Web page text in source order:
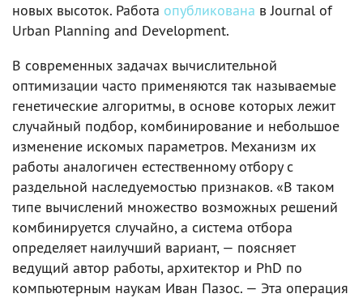
новых высоток. Работа опубликована в Journal of
Urban Planning and Development.
В современных задачах вычислительной
оптимизации часто применяются так называемые
генетические алгоритмы, в основе которых лежит
случайный подбор, комбинирование и небольшое
изменение искомых параметров. Механизм их
работы аналогичен естественному отбору с
раздельной наследуемостью признаков. «В таком
типе вычислений множество возможных решений
комбинируется случайно, а система отбора
определяет наилучший вариант, — поясняет
ведущий автор работы, архитектор и PhD по
компьютерным наукам Иван Пазос. — Эта операция